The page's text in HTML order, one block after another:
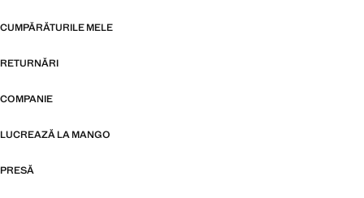
CUMPĂRĂTURILE MELE
RETURNĂRI
COMPANIE
LUCREAZĂ LA MANGO
PRESĂ